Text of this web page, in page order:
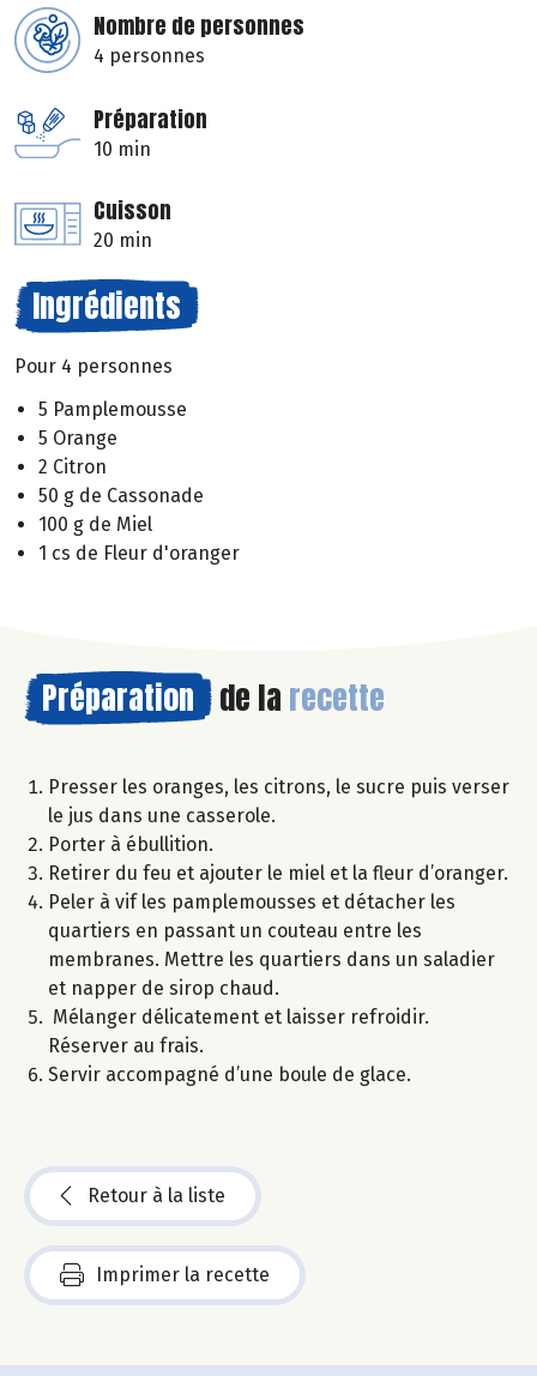
Nombre de personnes
4 personnes
Préparation
10 min
Cuisson
20 min
Ingrédients
Pour 4 personnes
5 Pamplemousse
5 Orange
2 Citron
50 g de Cassonade
100 g de Miel
1 cs de Fleur d'oranger
Préparation de la recette
Presser les oranges, les citrons, le sucre puis verser
le jus dans une casserole.
Porter à ébullition.
Retirer du feu et ajouter le miel et la fleur d’oranger.
Peler à vif les pamplemousses et détacher les
quartiers en passant un couteau entre les
membranes. Mettre les quartiers dans un saladier
et napper de sirop chaud.
Mélanger délicatement et laisser refroidir.
Réserver au frais.
Servir accompagné d’une boule de glace.
Retour à la liste
Imprimer la recette